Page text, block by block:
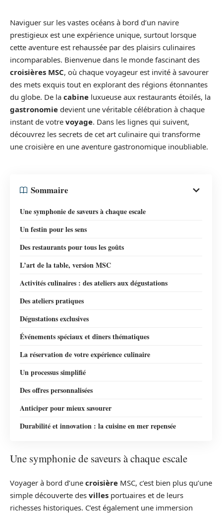
Naviguer sur les vastes océans à bord d’un navire
prestigieux est une expérience unique, surtout lorsque
cette aventure est rehaussée par des plaisirs culinaires
incomparables. Bienvenue dans le monde fascinant des
croisières MSC, où chaque voyageur est invité à savourer
des mets exquis tout en explorant des régions étonnantes
du globe. De la cabine luxueuse aux restaurants étoilés, la
gastronomie devient une véritable célébration à chaque
instant de votre voyage. Dans les lignes qui suivent,
découvrez les secrets de cet art culinaire qui transforme
une croisière en une aventure gastronomique inoubliable.
Sommaire
Une symphonie de saveurs à chaque escale
Un festin pour les sens
Des restaurants pour tous les goûts
L’art de la table, version MSC
Activités culinaires : des ateliers aux dégustations
Des ateliers pratiques
Dégustations exclusives
Événements spéciaux et dîners thématiques
La réservation de votre expérience culinaire
Un processus simplifié
Des offres personnalisées
Anticiper pour mieux savourer
Durabilité et innovation : la cuisine en mer repensée
Une symphonie de saveurs à chaque escale
Voyager à bord d’une croisière MSC, c’est bien plus qu’une
simple découverte des villes portuaires et de leurs
richesses historiques. C’est également une immersion